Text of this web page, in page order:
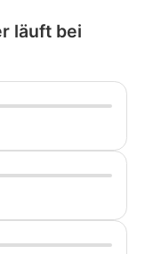
läuft bei